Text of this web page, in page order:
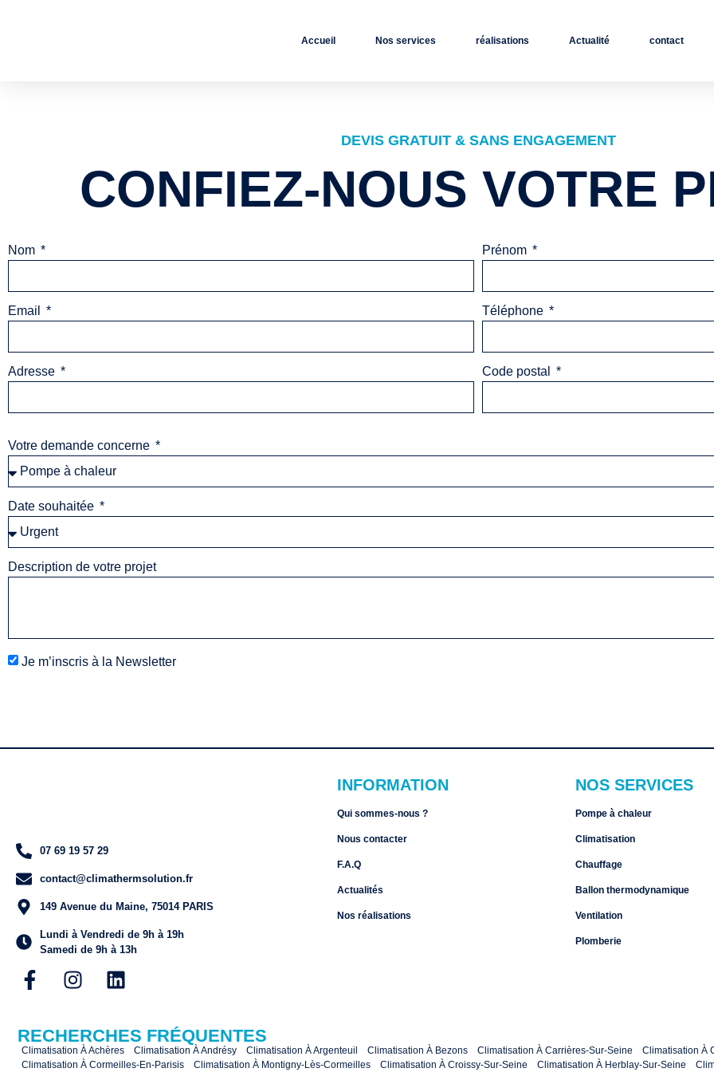
Accueil Nos services réalisations Actualité contact
DEVIS GRATUIT & SANS ENGAGEMENT
CONFIEZ-NOUS VOTRE
Nom Prénom
Email Téléphone
Adresse Code postal
Votre demande concerne
Date souhaitée
Description de votre projet
Je m’inscris à la Newsletter
07 69 19 57 29
contact@climathermsolution.fr
149 Avenue du Maine, 75014 PARIS
Lundi à Vendredi de 9h à 19h
Samedi de 9h à 13h
INFORMATION
Qui sommes-nous ?
Nous contacter
F.A.Q
Actualités
Nos réalisations
NOS SERVICES
Pompe à chaleur
Climatisation
Chauffage
Ballon thermodynamique
Ventilation
Plomberie
RECHERCHES FRÉQUENTES
Climatisation À Achères Climatisation À Andrésy Climatisation À Argenteuil Climatisation À Bezons Climatisation À Carrières-Sur-Seine Climatisation À
Climatisation À Cormeilles-En-Parisis
Climatisation À Montigny-Lès-Cormeilles Climatisation À Croissy-Sur-Seine Climatisation À Herblay-Sur-Seine